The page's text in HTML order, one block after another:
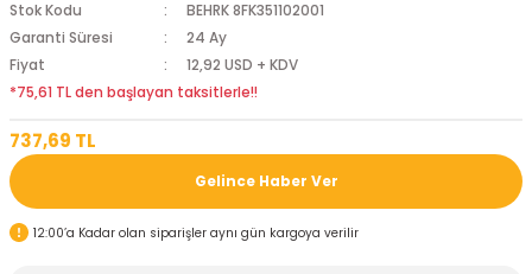
Stok Kodu
BEHRK 8FK351102001
Garanti Süresi
24 Ay
Fiyat
12,92 USD + KDV
*75,61 TL den başlayan taksitlerle!!
737,69 TL
Gelince Haber Ver
12:00’a Kadar olan siparişler aynı gün kargoya verilir